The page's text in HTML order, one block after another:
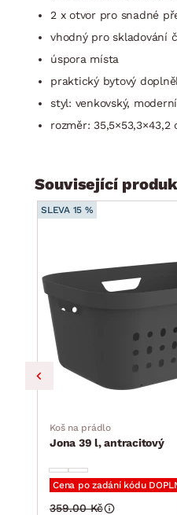
2 x otvor pro snadné
vhodný pro skladování
úspora místa
praktický bytový
styl: venkovský, moderní
rozměr: 35,5×53,3×43,2
Související
SLEVA 15 %
Koš na prádlo
Jona 39 l, antracitový
Cena po zadání kódu
359.00 Kč